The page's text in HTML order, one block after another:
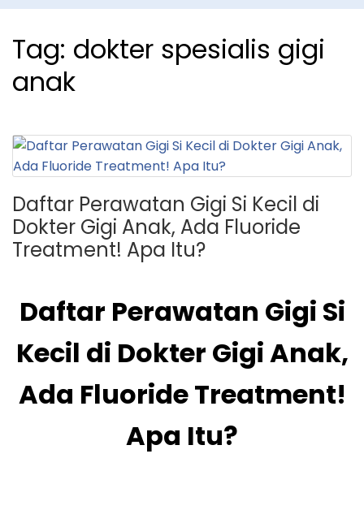
Tag: dokter spesialis gigi
anak
Daftar Perawatan Gigi Si Kecil di
Dokter Gigi Anak, Ada Fluoride
Treatment! Apa Itu?
Daftar Perawatan Gigi Si
Kecil di Dokter Gigi Anak,
Ada Fluoride Treatment!
Apa Itu?